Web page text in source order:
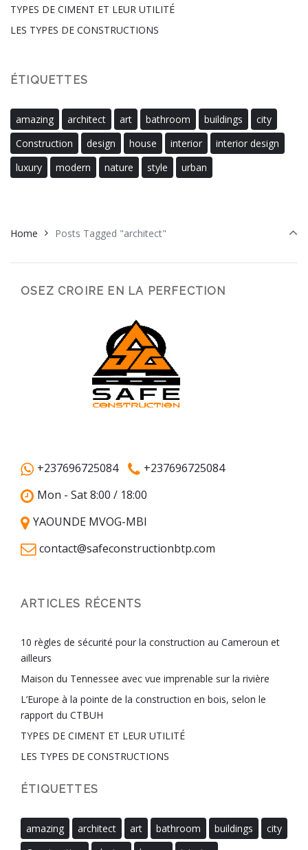
TYPES DE CIMENT ET LEUR UTILITÉ
LES TYPES DE CONSTRUCTIONS
ÉTIQUETTES
amazing architect art bathroom buildings
city
Construction
design house interior
interior design
luxury
modern nature style urban
Home Posts Tagged "architect"
OSEZ CROIRE EN LA PERFECTION
+237696725084
+237696725084
Mon - Sat 8:00 / 18:00
YAOUNDE MVOG-MBI
contact@safeconstructionbtp.com
ARTICLES RÉCENTS
10 règles de sécurité pour la construction au Cameroun et
ailleurs
Maison du Tennessee avec vue imprenable sur la rivière
L’Europe à la pointe de la construction en bois, selon le
rapport du CTBUH
TYPES DE CIMENT ET LEUR UTILITÉ
LES TYPES DE CONSTRUCTIONS
ÉTIQUETTES
amazing architect art bathroom buildings
city